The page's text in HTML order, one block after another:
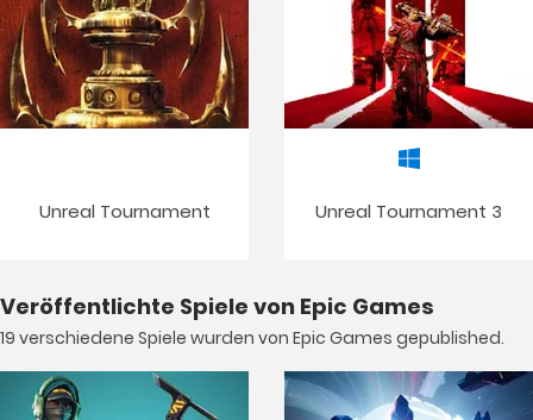
Unreal Tournament Unreal Tournament 3
Veröffentlichte Spiele von Epic Games
19 verschiedene Spiele wurden von Epic Games gepublished.